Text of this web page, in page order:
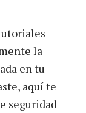
la
en tu
aquí te
seguridad